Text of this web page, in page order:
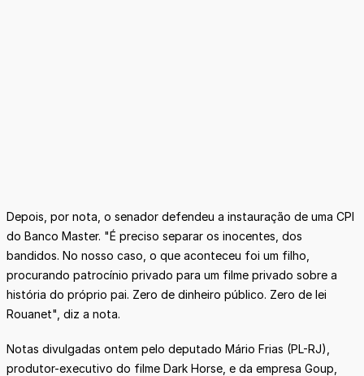
Depois, por nota, o senador defendeu a instauração de uma CPI
do Banco Master. "É preciso separar os inocentes, dos
bandidos. No nosso caso, o que aconteceu foi um filho,
procurando patrocínio privado para um filme privado sobre a
história do próprio pai. Zero de dinheiro público. Zero de lei
Rouanet", diz a nota.
Notas divulgadas ontem pelo deputado Mário Frias (PL-RJ),
produtor-executivo do filme Dark Horse, e da empresa Goup,